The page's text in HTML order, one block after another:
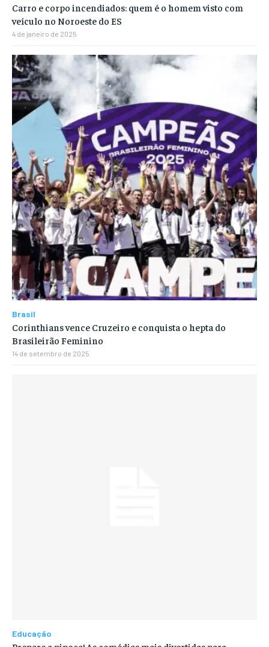
Carro e corpo incendiados: quem é o homem visto com
veículo no Noroeste do ES
4 de janeiro de 2025
Brasil
Corinthians vence Cruzeiro e conquista o hepta do
Brasileirão Feminino
14 de setembro de 2025
Educação